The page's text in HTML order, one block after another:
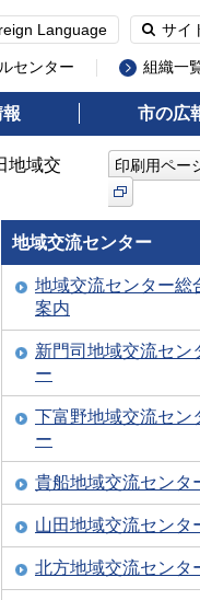
Language サイ
センター 組織一
市の広
地域交
印刷用ペー
地域交流センター
地域交流センター総
案内
新門司地域交流セン
ー
下富野地域交流セン
ー
貴船地域交流センタ
山田地域交流センタ
北方地域交流センタ